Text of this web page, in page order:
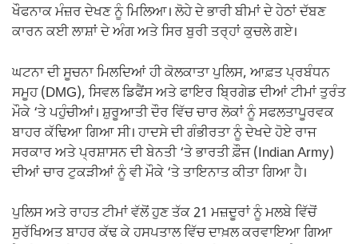
ਖੌਫਨਾਕ ਮੰਜ਼ਰ ਦੇਖਣ ਨੂੰ ਮਿਲਿਆ। ਲੋਹੇ ਦੇ ਭਾਰੀ ਬੀਮਾਂ ਦੇ ਹੇਠਾਂ ਦੱਬਣ
ਕਾਰਨ ਕਈ ਲਾਸ਼ਾਂ ਦੇ ਅੰਗ ਅਤੇ ਸਿਰ ਬੁਰੀ ਤਰ੍ਹਾਂ ਕੁਚਲੇ ਗਏ।
ਘਟਨਾ ਦੀ ਸੂਚਨਾ ਮਿਲਦਿਆਂ ਹੀ ਕੋਲਕਾਤਾ ਪੁਲਿਸ, ਆਫ਼ਤ ਪ੍ਰਬੰਧਨ
ਸਮੂਹ (DMG), ਸਿਵਲ ਡਿਫੈਂਸ ਅਤੇ ਫਾਇਰ ਬ੍ਰਿਗੇਡ ਦੀਆਂ ਟੀਮਾਂ ਤੁਰੰਤ
ਮੌਕੇ ‘ਤੇ ਪਹੁੰਚੀਆਂ। ਸ਼ੁਰੂਆਤੀ ਦੌਰ ਵਿੱਚ ਚਾਰ ਲੋਕਾਂ ਨੂੰ ਸਫਲਤਾਪੂਰਵਕ
ਬਾਹਰ ਕੱਢਿਆ ਗਿਆ ਸੀ। ਹਾਦਸੇ ਦੀ ਗੰਭੀਰਤਾ ਨੂੰ ਦੇਖਦੇ ਹੋਏ ਰਾਜ
ਸਰਕਾਰ ਅਤੇ ਪ੍ਰਸ਼ਾਸਨ ਦੀ ਬੇਨਤੀ ‘ਤੇ ਭਾਰਤੀ ਫ਼ੌਜ (Indian Army)
ਦੀਆਂ ਚਾਰ ਟੁਕੜੀਆਂ ਨੂੰ ਵੀ ਮੌਕੇ ‘ਤੇ ਤਾਇਨਾਤ ਕੀਤਾ ਗਿਆ ਹੈ।
ਪੁਲਿਸ ਅਤੇ ਰਾਹਤ ਟੀਮਾਂ ਵੱਲੋਂ ਹੁਣ ਤੱਕ 21 ਮਜ਼ਦੂਰਾਂ ਨੂੰ ਮਲਬੇ ਵਿੱਚੋਂ
ਸੁਰੱਖਿਅਤ ਬਾਹਰ ਕੱਢ ਕੇ ਹਸਪਤਾਲ ਵਿੱਚ ਦਾਖ਼ਲ ਕਰਵਾਇਆ ਗਿਆ